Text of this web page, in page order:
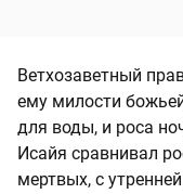
Ветхозаветный
ему милости
для воды, и роса
Исайя сравнивал
мертвых, с